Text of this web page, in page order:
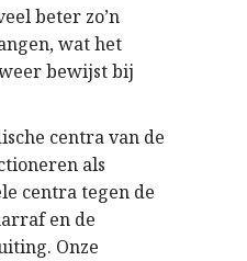
beter zo’n
wat het
bewijst bij
centra van de
als
centra tegen de
en de
Onze